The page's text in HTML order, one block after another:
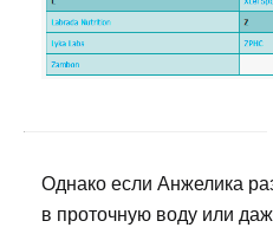
Однако если Анжелика
в проточную воду или